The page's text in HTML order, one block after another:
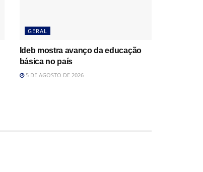
GERAL
Ideb mostra avanço da educação
básica no país
5 DE AGOSTO DE 2026